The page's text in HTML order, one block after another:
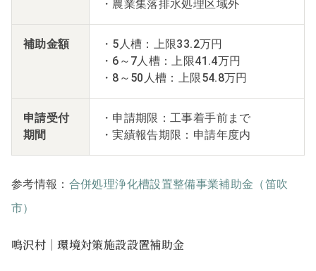
・農業集落排水処理区域外
補助金額
・5人槽：上限33.2万円
・6～7人槽：上限41.4万円
・8～50人槽：上限54.8万円
申請受付
期間
・申請期限：工事着手前まで
・実績報告期限：申請年度内
参考情報： 合併処理浄化槽設置整備事業補助金（笛吹
市）
鳴沢村｜環境対策施設設置補助金